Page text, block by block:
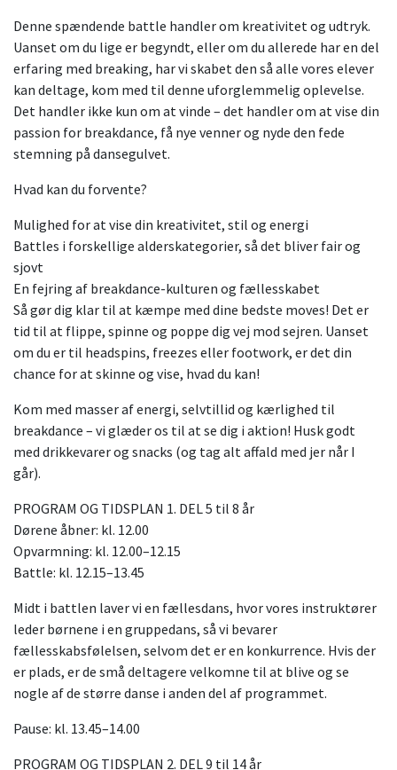
Denne spændende battle handler om kreativitet og udtryk.
Uanset om du lige er begyndt, eller om du allerede har en del
erfaring med breaking, har vi skabet den så alle vores elever
kan deltage, kom med til denne uforglemmelig oplevelse.
Det handler ikke kun om at vinde – det handler om at vise din
passion for breakdance, få nye venner og nyde den fede
stemning på dansegulvet.
Hvad kan du forvente?
Mulighed for at vise din kreativitet, stil og energi
Battles i forskellige alderskategorier, så det bliver fair og
sjovt
En fejring af breakdance-kulturen og fællesskabet
Så gør dig klar til at kæmpe med dine bedste moves! Det er
tid til at flippe, spinne og poppe dig vej mod sejren. Uanset
om du er til headspins, freezes eller footwork, er det din
chance for at skinne og vise, hvad du kan!
Kom med masser af energi, selvtillid og kærlighed til
breakdance – vi glæder os til at se dig i aktion! Husk godt
med drikkevarer og snacks (og tag alt affald med jer når I
går).
PROGRAM OG TIDSPLAN 1. DEL 5 til 8 år
Dørene åbner: kl. 12.00
Opvarmning: kl. 12.00–12.15
Battle: kl. 12.15–13.45
Midt i battlen laver vi en fællesdans, hvor vores instruktører
leder børnene i en gruppedans, så vi bevarer
fællesskabsfølelsen, selvom det er en konkurrence. Hvis der
er plads, er de små deltagere velkomne til at blive og se
nogle af de større danse i anden del af programmet.
Pause: kl. 13.45–14.00
PROGRAM OG TIDSPLAN 2. DEL 9 til 14 år